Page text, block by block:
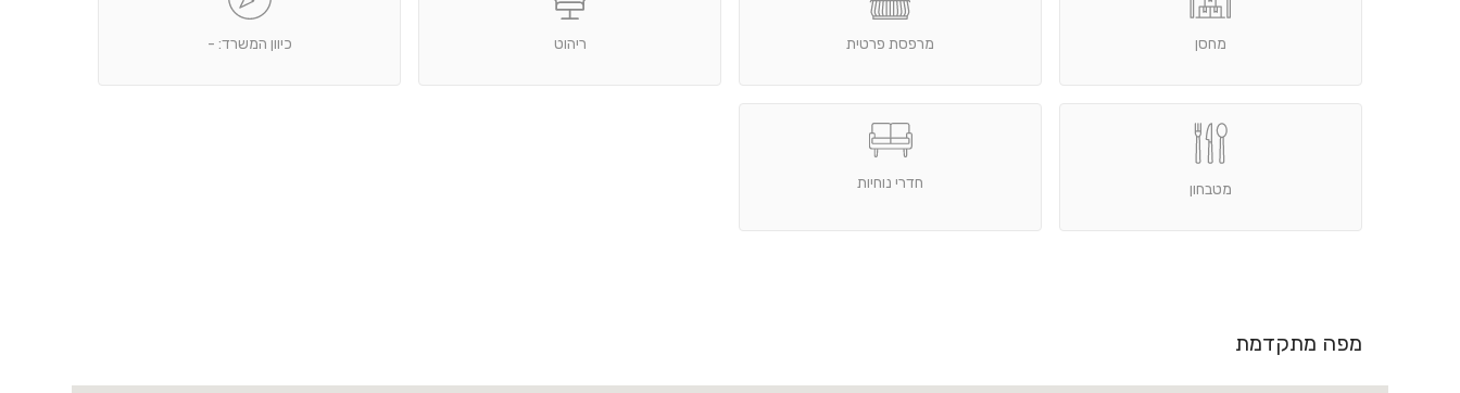
מחסן מרפסת פרטית ריהוט כיוון המשרד: -
מטבחון חדרי נוחיות
מפה מתקדמת